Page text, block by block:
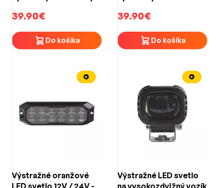
R65 (129x40x15mm)
39.90€
Do košíka
(129x40x15mm)
39.90€
Do košíka
Výstražné oranžové
LED svetlo 12V / 24V -
Výstražné LED svetlo
na vysokozdvižný vozík